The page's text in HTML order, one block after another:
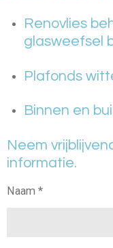
Renovlies
glasweefsel
Plafonds
Binnen en
Neem
informatie.
Naam *